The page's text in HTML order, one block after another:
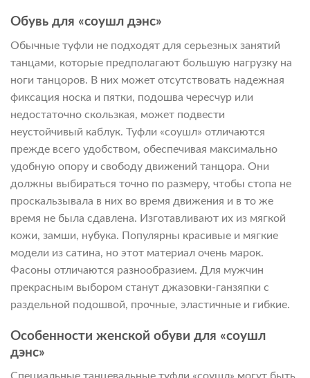
Обувь для «соушл дэнс»
Обычные туфли не подходят для серьезных занятий
танцами, которые предполагают большую нагрузку на
ноги танцоров. В них может отсутствовать надежная
фиксация носка и пятки, подошва чересчур или
недостаточно скользкая, может подвести
неустойчивый каблук. Туфли «соушл» отличаются
прежде всего удобством, обеспечивая максимально
удобную опору и свободу движений танцора. Они
должны выбираться точно по размеру, чтобы стопа не
проскальзывала в них во время движения и в то же
время не была сдавлена. Изготавливают их из мягкой
кожи, замши, нубука. Популярны красивые и мягкие
модели из сатина, но этот материал очень марок.
Фасоны отличаются разнообразием. Для мужчин
прекрасным выбором станут джазовки-ганзяпки с
раздельной подошвой, прочные, эластичные и гибкие.
Особенности женской обуви для «соушл
дэнс»